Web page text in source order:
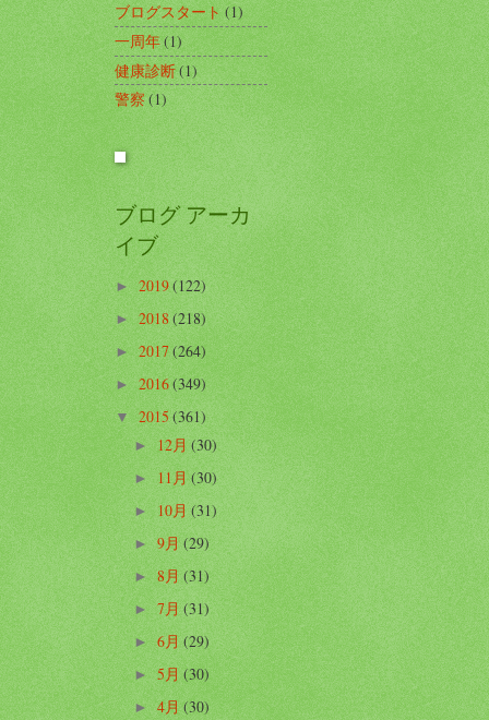
ブログスタート(1)
一周年(1)
健康診断(1)
警察 (1)
ブログ アーカ
イブ
►2019(122)
► 2018(218)
►2017(264)
►2016(349)
▼2015(361)
►12月(30)
► 11月(30)
► 10月(31)
►9月(29)
►8月(31)
►7月(31)
►6月(29)
►5月(30)
►4月(30)